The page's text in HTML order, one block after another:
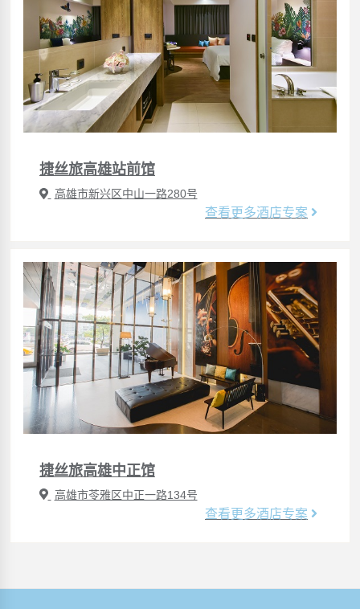
捷丝旅高雄站前馆
高雄市新兴区中山一路280号
查看更多酒店专案
捷丝旅高雄中正馆
高雄市苓雅区中正一路134号
查看更多酒店专案